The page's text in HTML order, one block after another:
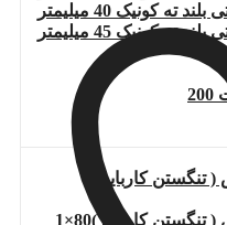
ته کونیک 40 میلیمتر
ته کونیک 45 میلیمتر
تنگستن کارباید
فرز اره ای تمام الماس ( تنگستن کارباید )80×1